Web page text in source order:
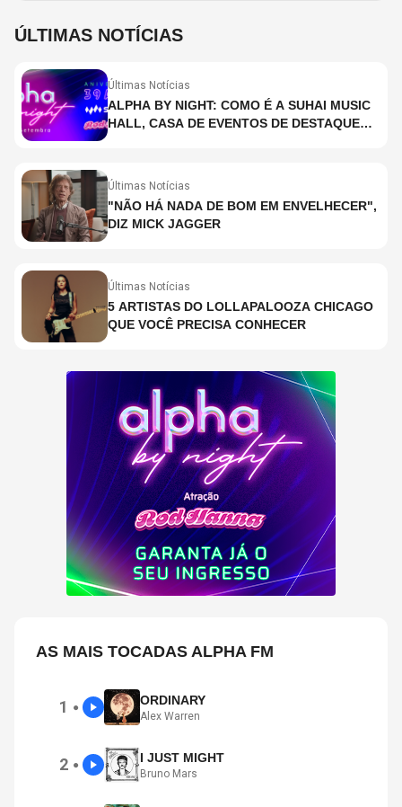
ÚLTIMAS NOTÍCIAS
Últimas Notícias
ALPHA BY NIGHT: COMO É A SUHAI MUSIC
HALL, CASA DE EVENTOS DE DESTAQUE
Últimas Notícias
"NÃO HÁ NADA DE BOM EM ENVELHECER",
DIZ MICK JAGGER
Últimas Notícias
5 ARTISTAS DO LOLLAPALOOZA CHICAGO
QUE VOCÊ PRECISA CONHECER
AS MAIS TOCADAS ALPHA FM
1 ● ORDINARY
Alex Warren
2 ● I JUST MIGHT
Bruno Mars